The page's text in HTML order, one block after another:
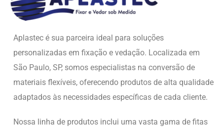
Aplastec é sua parceira ideal para soluções
personalizadas em fixação e vedação. Localizada em
São Paulo, SP, somos especialistas na conversão de
materiais flexíveis, oferecendo produtos de alta qualidade
adaptados às necessidades específicas de cada cliente.
Nossa linha de produtos inclui uma vasta gama de fitas